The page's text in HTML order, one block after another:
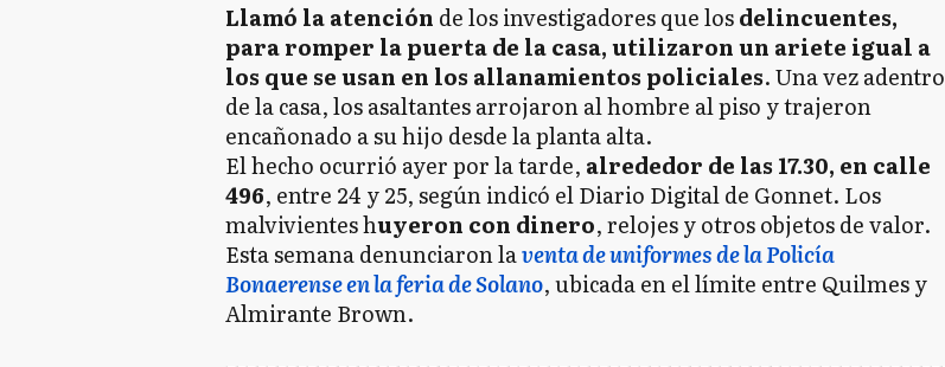
Llamó la atención de los investigadores que losdelincuentes,
para romper la puerta de la casa, utilizaron un ariete igual a
los que se usan en los allanamientos policiales. Una vez adentro
de la casa, los asaltantes arrojaron al hombre al piso y trajeron
encañonado a su hijo desde la planta alta.
El hecho ocurrió ayer por la tarde, alrededor de las 17.30, en calle
496, entre 24 y 25, según indicó el Diario Digital de Gonnet. Los
malvivientes huyeron con dinero, relojes y otros objetos de valor.
Esta semana denunciaron laventa de uniformes de la Policía
Bonaerense en la feria de Solano, ubicada en el límite entre Quilmes y
Almirante Brown.